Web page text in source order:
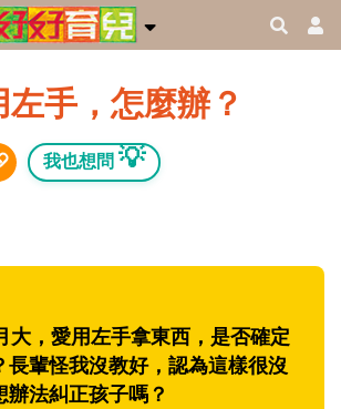
手，怎麼辦？
我也想問 💡
大，愛用左手拿東西，是否確定
長輩怪我沒教好，認為這樣很沒
法糾正孩子嗎？